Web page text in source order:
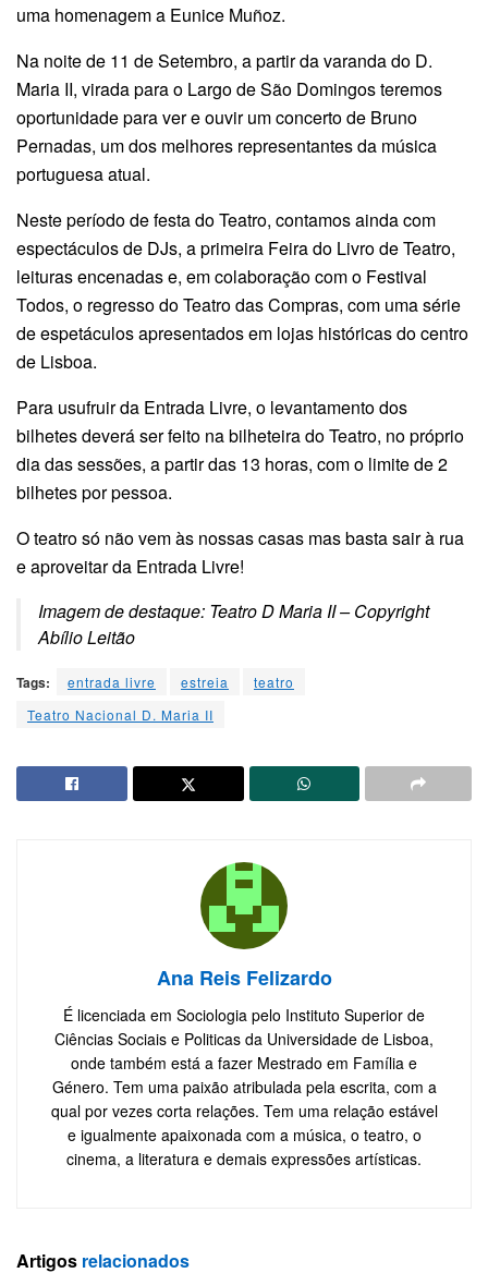
uma homenagem a Eunice Muñoz.
Na noite de 11 de Setembro, a partir da varanda do D.
Maria II, virada para o Largo de São Domingos teremos
oportunidade para ver e ouvir um concerto de Bruno
Pernadas, um dos melhores representantes da música
portuguesa atual.
Neste período de festa do Teatro, contamos ainda com
espectáculos de DJs, a primeira Feira do Livro de Teatro,
leituras encenadas e, em colaboração com o Festival
Todos, o regresso do Teatro das Compras, com uma série
de espetáculos apresentados em lojas históricas do centro
de Lisboa.
Para usufruir da Entrada Livre, o levantamento dos
bilhetes deverá ser feito na bilheteira do Teatro, no próprio
dia das sessões, a partir das 13 horas, com o limite de 2
bilhetes por pessoa.
O teatro só não vem às nossas casas mas basta sair à rua
e aproveitar da Entrada Livre!
Imagem de destaque: Teatro D Maria II – Copyright
Abílio Leitão
Tags: entrada livre estreia
teatro
Teatro Nacional D. Maria II
Ana Reis Felizardo
É licenciada em Sociologia pelo Instituto Superior de
Ciências Sociais e Politicas da Universidade de Lisboa,
onde também está a fazer Mestrado em Família e
Género. Tem uma paixão atribulada pela escrita, com a
qual por vezes corta relações. Tem uma relação estável
e igualmente apaixonada com a música, o teatro, o
cinema, a literatura e demais expressões artísticas.
Artigos relacionados